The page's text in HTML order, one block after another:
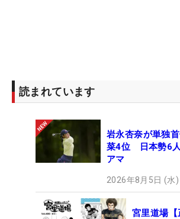
読まれています
岩永杏奈が単独
菜4位 日本勢6
アマ
2026年8月5日 (水
宮里道場【